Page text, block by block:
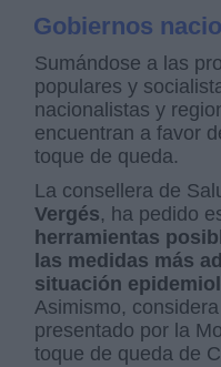
Gobiernos
Sumándose a las
populares y
nacionalistas y
encuentran a favor
toque de queda.
La consellera de
Vergés, ha pedido
herramientas
las medidas más
situación
Asimismo, considera
presentado por la
toque de queda de